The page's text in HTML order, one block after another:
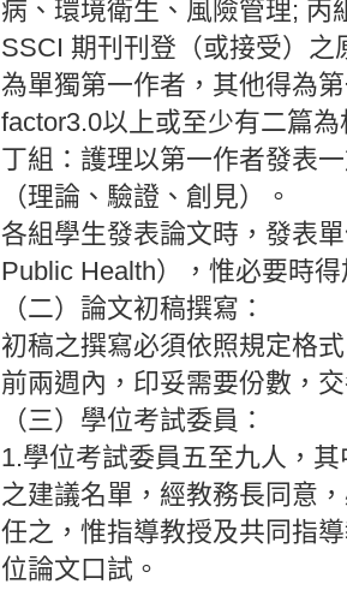
病、環境衛生、風險管理; 丙
SSCI 期刊刊登（或接受）
為單獨第一作者，其他得為
factor3.0以上或至少有二篇
丁組：護理以第一作者發表
（理論、驗證、創見）。
各組學生發表論文時，發表
Public Health），惟必要時
（二）論文初稿撰寫：
初稿之撰寫必須依照規定格
前兩週內，印妥需要份數，
（三）學位考試委員：
1.學位考試委員五至九人，
之建議名單，經教務長同意
任之，惟指導教授及共同指
位論文口試。